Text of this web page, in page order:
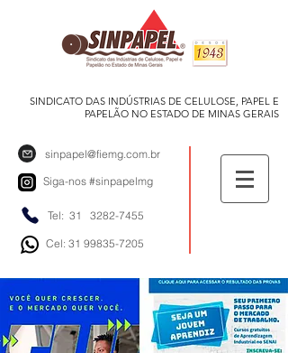
SINDICATO DAS INDÚSTRIAS DE CELULOSE, PAPEL E
PAPELÃO NO ESTADO DE MINAS GERAIS
sinpapel@fiemg.com.br
Siga-nos #sinpapelmg
Tel: 31 3282-7455
Cel: 31 99835-7205